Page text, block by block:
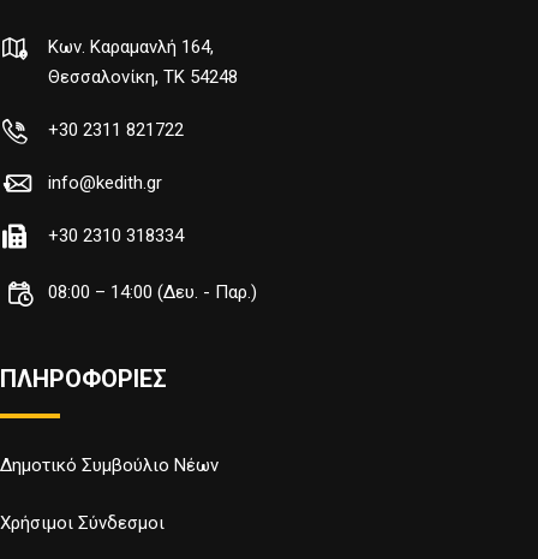
Κων. Καραμανλή 164,
Θεσσαλονίκη, TK 54248
+30 2311 821722
info@kedith.gr
+30 2310 318334
08:00 – 14:00 (Δευ. - Παρ.)
ΠΛΗΡΟΦΟΡΙΕΣ
Δημοτικό Συμβούλιο Νέων
Χρήσιμοι Σύνδεσμοι